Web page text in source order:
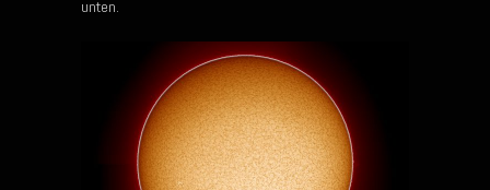
unten.